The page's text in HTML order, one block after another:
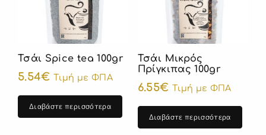
Τσάι Spice tea 100gr
5.54€ Τιμή με ΦΠΑ
Διαβάστε περισσότερα
Τσάι Μικρός
Πρίγκιπας 100gr
6.55€ Τιμή με ΦΠΑ
Διαβάστε περισσότερα